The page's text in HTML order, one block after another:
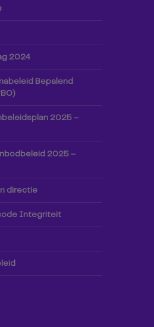
2024
Bepalend
2025 –
2025 –
directie
Integriteit